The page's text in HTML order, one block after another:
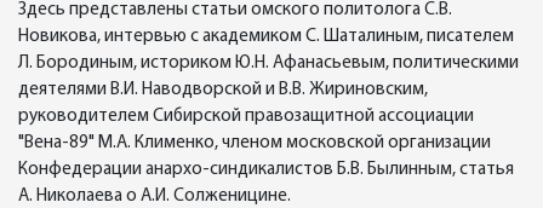
Здесь представлены статьи омского политолога С.В.
Новикова, интервью с академиком С. Шаталиным, писателем
Л. Бородиным, историком Ю.Н. Афанасьевым, политическими
деятелями В.И. Наводворской и В.В. Жириновским,
руководителем Сибирской правозащитной ассоциации
"Вена-89" М.А. Клименко, членом московской организации
Конфедерации анархо-синдикалистов Б.В. Былинным, статья
А. Николаева о А.И. Солженицине.